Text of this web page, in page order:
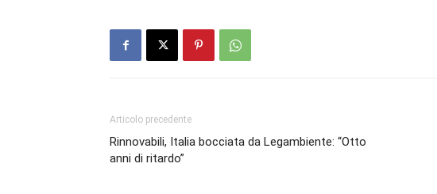
Articolo precedente
Rinnovabili, Italia bocciata da Legambiente: “Otto
anni di ritardo”